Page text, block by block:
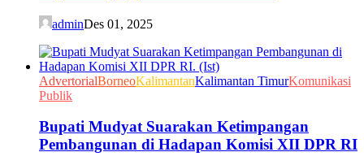
adminDes 01, 2025
AdvertorialBorneoKalimantanKalimantan TimurKomunikasi
Publik
Bupati Mudyat Suarakan Ketimpangan
Pembangunan di Hadapan Komisi XII DPR RI